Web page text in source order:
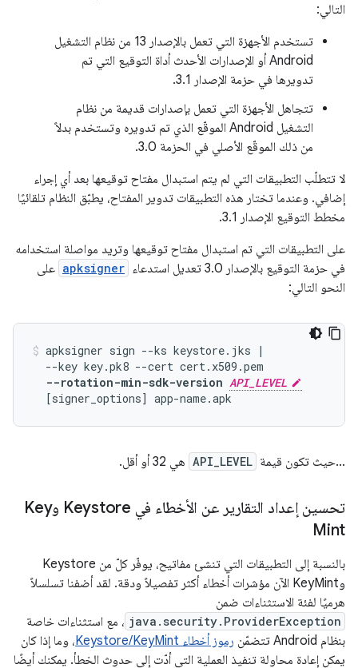
التالي:
تستخدم الأجهزة التي تعمل بالإصدار 13 من نظام التشغيل
Android أو الإصدارات الأحدث أداة التوقيع التي تم
تدويرها في حزمة الإصدار 3.1.
تتجاهل الأجهزة التي تعمل بإصدارات قديمة من نظام
التشغيل Android الموقّع الذي تم تدويره وتستخدم بدلاً
من ذلك الموقّع الأصلي في الحزمة 3.0.
لا تتطلّب التطبيقات التي لم يتم استبدال مفتاح توقيعها بعد أي إجراء
إضافي. وعندما تختار هذه التطبيقات تدوير المفتاح، يطبّق النظام تلقائيًا
مخطط التوقيع الإصدار 3.1.
على التطبيقات التي تم استبدال مفتاح توقيعها وتريد مواصلة استخدامه
في حزمة التوقيع بالإصدار 3.0 تعديل استدعاء
apksigner على
النحو التالي:
apksigner sign --ks keystore.jks |
  --key key.pk8 --cert cert.x509.pem
--rotation-min-sdk-version API_LEVEL
...حيث تكون قيمة API_LEVEL هي 32 أو أقل.
تحسين إعداد التقارير عن الأخطاء في Keystore وKey
Mint
بالنسبة إلى التطبيقات التي تنشئ مفاتيح، يوفّر كلّ من Keystore
وKeyMint الآن مؤشرات أخطاء أكثر تفصيلاً ودقة. لقد أضفنا تسلسلاً
هرميًا لفئة الاستثناءات ضمن
java.security.ProviderException ، مع استثناءات خاصة
بنظام Android تتضمّن
رموز أخطاء Keystore/KeyMint
، وما إذا كان
يمكن إعادة محاولة تنفيذ العملية التي أدّت إلى حدوث الخطأ. يمكنك أيضًا